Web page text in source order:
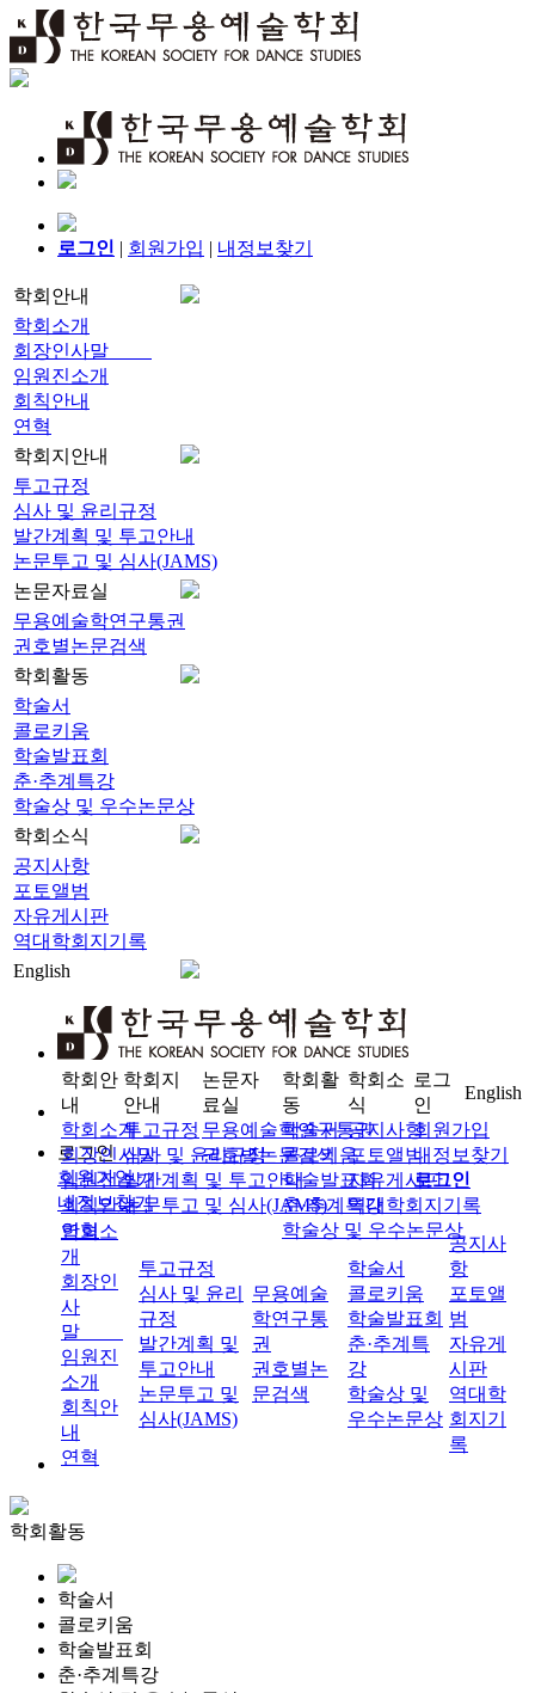
로그인 | 회원가입 | 내정보찾기
학회안내
학회소개
회장인사말
임원진소개
회칙안내
연혁
학회지안내
투고규정
심사 및 윤리규정
발간계획 및 투고안내
논문투고 및 심사(JAMS)
논문자료실
무용예술학연구통권
권호별논문검색
학회활동
학술서
콜로키움
학술발표회
춘·추계특강
학술상 및 우수논문상
학회소식
공지사항
포토앨범
자유게시판
역대학회지기록
English
학회안
내
학회소개
회장인사말
임원진소개
회칙안내
연혁
학회지
안내
투고규정
심사 및 윤리규정
발간계획 및 투고안내
논문투고 및 심사(JAMS)
논문자
료실
무용예술학연구통권
권호별논문검색
학회활
동
학술서
콜로키움
학술발표회
춘·추계특강
학술상 및 우수논문상
학회소
식
공지사항
포토앨범
자유게시판
역대학회지기록
로그
인
회원가입
내정보찾기
로그인
English
로그인
회원가입
내정보찾기
학회소
개
회장인
사
말
임원진
소개
회칙안
내
연혁
투고규정
심사 및 윤리
규정
발간계획 및
투고안내
논문투고 및
심사(JAMS)
무용예술
학연구통
권
권호별논
문검색
학술서
콜로키움
학술발표회
춘·추계특
강
학술상 및
우수논문상
공지사
항
포토앨
범
자유게
시판
역대학
회지기
록
학회활동
학술서
콜로키움
학술발표회
춘·추계특강